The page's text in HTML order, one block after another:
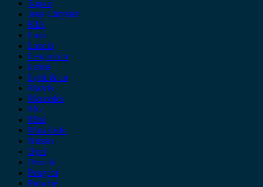
Jaguar
Jeep Chrysler
KIA
Lada
Lancia
Leapmotor
Lexus
Lynk & co
Mazda
Mercedes
MG
Mini
Mitsubishi
Nissan
Opel
Omoda
Peugeot
Porsche